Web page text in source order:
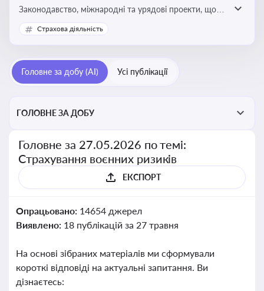
Законодавство, міжнародні та урядові проекти, що
визначають та знижують воєнні ризики для власників
майна, боржників та кредиторів
Страхова діяльність
Головне за добу (AI) Усі публікації
ГОЛОВНЕ ЗА ДОБУ
Головне за 27.05.2026 по темі:
Страхування воєнних ризиків
ЕКСПОРТ
Опрацьовано: 14654 джерел
Виявлено: 18 публікацій за 27 травня
На основі зібраних матеріалів ми сформували
короткі відповіді на актуальні запитання. Ви
дізнаєтесь: